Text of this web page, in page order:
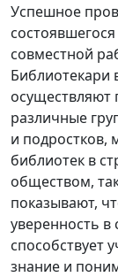
Успешное
совместной
Библиотекари
осуществляют
различные
и подростков,
библиотек в
обществом,
показывают,
уверенность в
способствует
знание и